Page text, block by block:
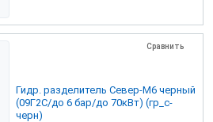
Сравнить
Гидр. разделитель Север-М6 черный
(09Г2С/до 6 бар/до 70кВт) (гр_с-
черн)